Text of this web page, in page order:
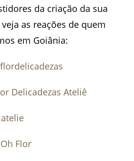
da criação da sua
veja as reações de quem
em Goiânia:
Delicadezas Ateliê
Flor